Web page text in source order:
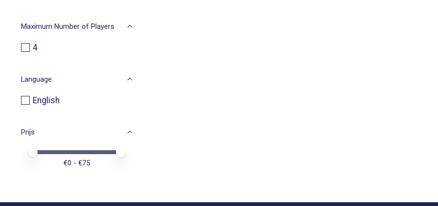
Maximum Number of Players
4
Language
English
Prijs
Minimale prijswaarde
Price maximum value
€0 - €75